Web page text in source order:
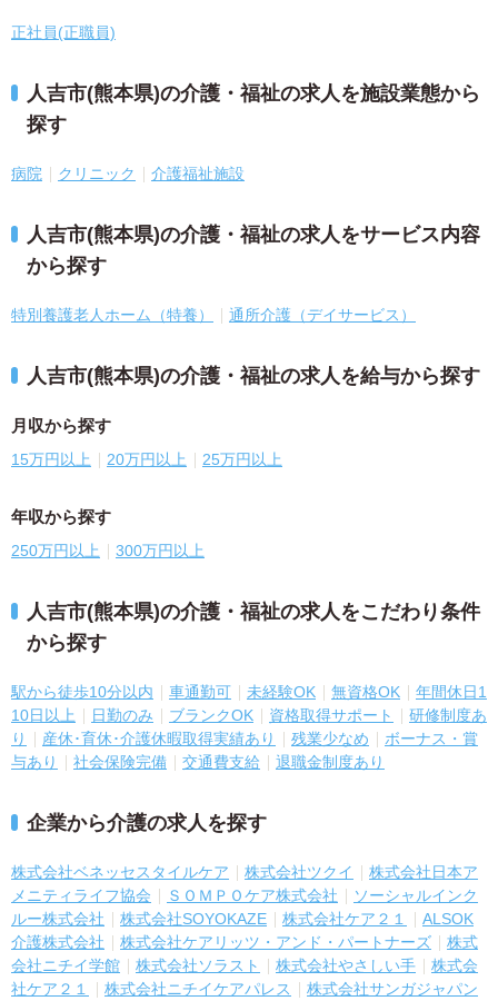
正社員(正職員)
人吉市(熊本県)の介護・福祉の求人を施設業態から
探す
病院 クリニック 介護福祉施設
人吉市(熊本県)の介護・福祉の求人をサービス内容
から探す
特別養護老人ホーム（特養） 通所介護（デイサービス）
人吉市(熊本県)の介護・福祉の求人を給与から探す
月収から探す
15万円以上 20万円以上 25万円以上
年収から探す
250万円以上 300万円以上
人吉市(熊本県)の介護・福祉の求人をこだわり条件
から探す
駅から徒歩10分以内 車通勤可 未経験OK 無資格OK
年間休日1
10日以上
日勤のみ ブランクOK 資格取得サポート
研修制度あ
り
産休･育休･介護休暇取得実績あり 残業少なめ
ボーナス・賞
与あり
社会保険完備 交通費支給 退職金制度あり
企業から介護の求人を探す
株式会社ベネッセスタイルケア 株式会社ツクイ
株式会社日本ア
メニティライフ協会
ＳＯＭＰＯケア株式会社
ソーシャルインク
ルー株式会社
株式会社SOYOKAZE 株式会社ケア２１
ALSOK
介護株式会社
株式会社ケアリッツ・アンド・パートナーズ
株式
会社ニチイ学館
株式会社ソラスト 株式会社やさしい手
株式会
社ケア２１
株式会社ニチイケアパレス
株式会社サンガジャパン